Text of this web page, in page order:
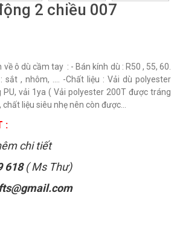
2 chiều 007
ô dù cầm tay : - Bán kính dù : R50 , 55, 60.
sắt , nhôm, .... -Chất liệu : Vải dù polyester
PU, vải 1ya ( Vải polyester 200T được tráng
liệu siêu nhẹ nên còn được...
:
chi tiết
618( Ms Thư)